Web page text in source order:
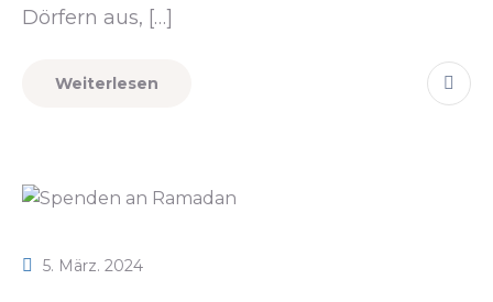
Dörfern aus, […]
Weiterlesen
5. März. 2024